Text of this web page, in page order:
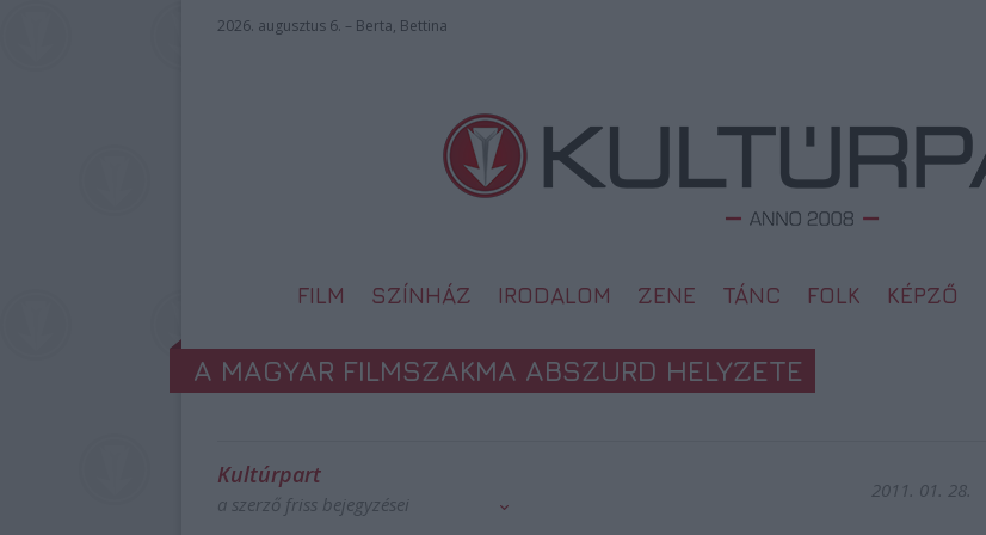
2026. augusztus 6. – Berta, Bettina
FILM SZÍNHÁZ IRODALOM ZENE TÁNC FOLK KÉPZŐ
A MAGYAR FILMSZAKMA ABSZURD HELYZETE
Kultúrpart
a szerző friss bejegyzései
2011. 01. 28.